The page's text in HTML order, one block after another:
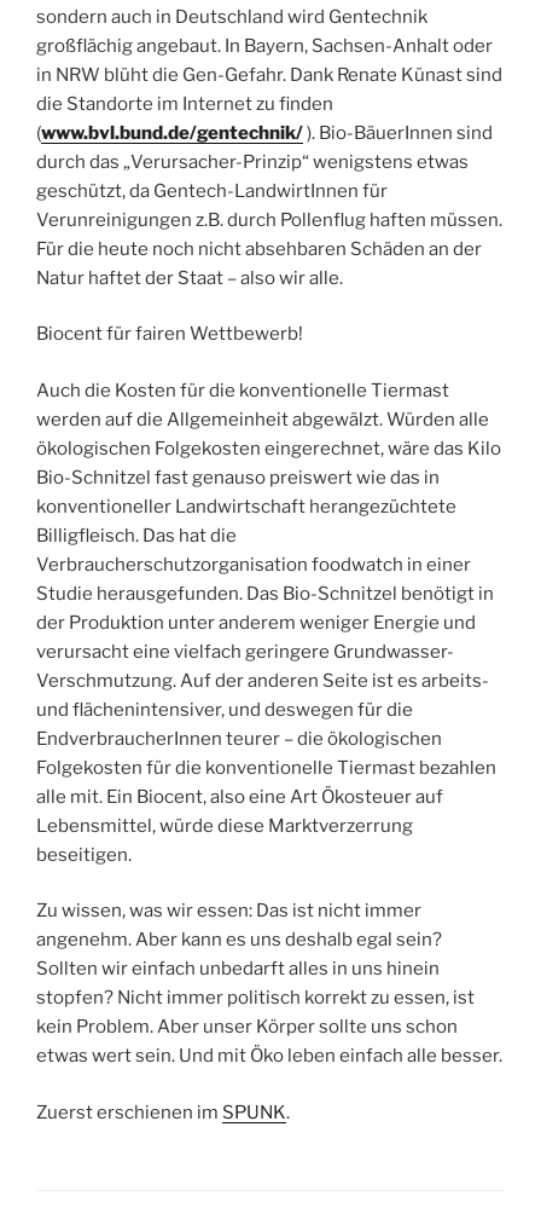
sondern auch in Deutschland wird Gentechnik
großflächig angebaut. In Bayern, Sachsen-Anhalt oder
in NRW blüht die Gen-Gefahr. Dank Renate Künast sind
die Standorte im Internet zu finden
(www.bvl.bund.de/gentechnik/). Bio-BäuerInnen sind
durch das „Verursacher-Prinzip“ wenigstens etwas
geschützt, da Gentech-LandwirtInnen für
Verunreinigungen z.B. durch Pollenflug haften müssen.
Für die heute noch nicht absehbaren Schäden an der
Natur haftet der Staat – also wir alle.
Biocent für fairen Wettbewerb!
Auch die Kosten für die konventionelle Tiermast
werden auf die Allgemeinheit abgewälzt. Würden alle
ökologischen Folgekosten eingerechnet, wäre das Kilo
Bio-Schnitzel fast genauso preiswert wie das in
konventioneller Landwirtschaft herangezüchtete
Billigfleisch. Das hat die
Verbraucherschutzorganisation foodwatch in einer
Studie herausgefunden. Das Bio-Schnitzel benötigt in
der Produktion unter anderem weniger Energie und
verursacht eine vielfach geringere Grundwasser-
Verschmutzung. Auf der anderen Seite ist es arbeits-
und flächenintensiver, und deswegen für die
EndverbraucherInnen teurer – die ökologischen
Folgekosten für die konventionelle Tiermast bezahlen
alle mit. Ein Biocent, also eine Art Ökosteuer auf
Lebensmittel, würde diese Marktverzerrung
beseitigen.
Zu wissen, was wir essen: Das ist nicht immer
angenehm. Aber kann es uns deshalb egal sein?
Sollten wir einfach unbedarft alles in uns hinein
stopfen? Nicht immer politisch korrekt zu essen, ist
kein Problem. Aber unser Körper sollte uns schon
etwas wert sein. Und mit Öko leben einfach alle besser.
Zuerst erschienen im SPUNK.